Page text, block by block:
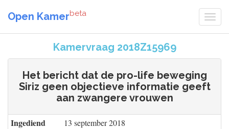
Open Kamerbeta
Kamervraag 2018Z15969
Het bericht dat de pro-life beweging
Siriz geen objectieve informatie geeft
aan zwangere vrouwen
Ingediend 13 september 2018